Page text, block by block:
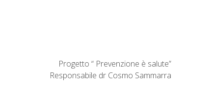
Progetto “ Prevenzione è salute”
Responsabile dr Cosmo Sammarra